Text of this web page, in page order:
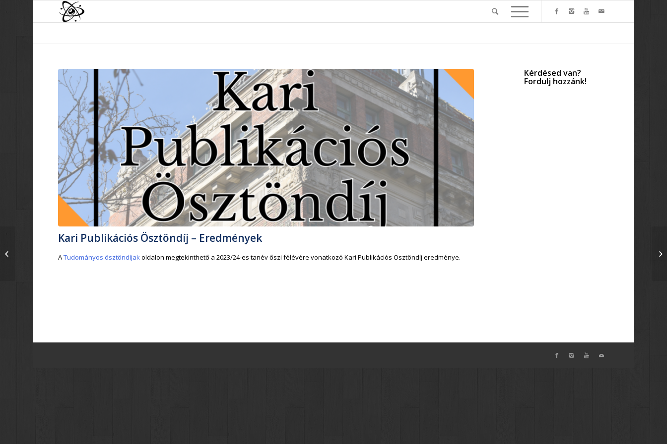
Kari Publikációs Ösztöndíj – Eredmények
ATudományos ösztöndíjakoldalon megtekinthető a 2023/24-es tanév őszi félévére vonatkozó Kari Publikációs Ösztöndíj eredménye.
Kérdésed van?
Fordulj hozzánk!